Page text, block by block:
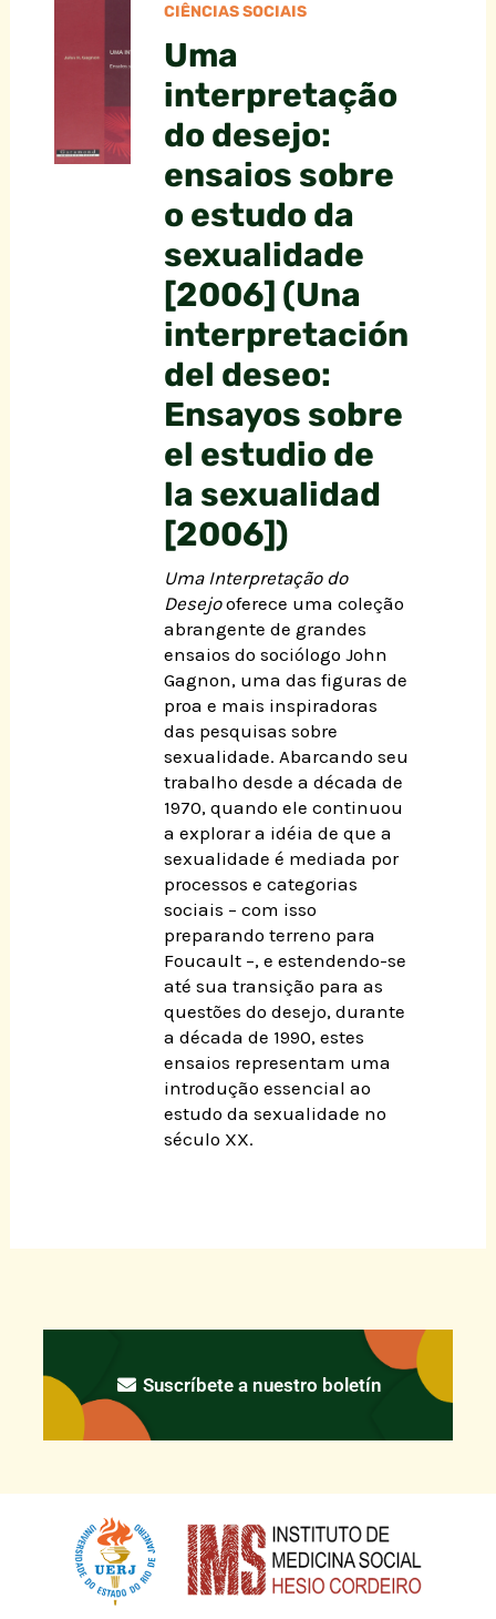
CIÊNCIAS SOCIAIS
Uma
interpretação
do desejo:
ensaios sobre
o estudo da
sexualidade
[2006] (Una
interpretación
del deseo:
Ensayos sobre
el estudio de
la sexualidad
[2006])
Uma Interpretação do
Desejooferece uma coleção
abrangente de grandes
ensaios do sociólogo John
Gagnon, uma das figuras de
proa e mais inspiradoras
das pesquisas sobre
sexualidade. Abarcando seu
trabalho desde a década de
1970, quando ele continuou
a explorar a idéia de que a
sexualidade é mediada por
processos e categorias
sociais – com isso
preparando terreno para
Foucault –, e estendendo-se
até sua transição para as
questões do desejo, durante
a década de 1990, estes
ensaios representam uma
introdução essencial ao
estudo da sexualidade no
século XX.
Suscríbete a nuestro boletín